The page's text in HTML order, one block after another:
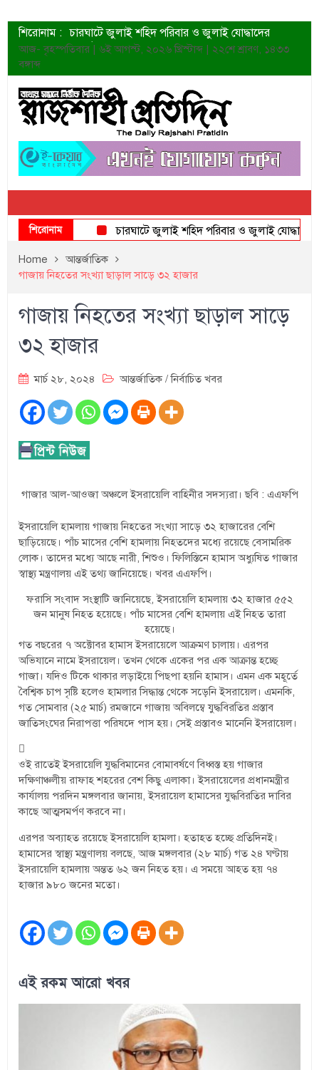
শিরোনাম : চারঘাটে জুলাই শহিদ পরিবার ও জুলাই যোদ্ধাদের
সংবর্ধনা
ত্বক ভালো রাখতে যে ৫ কাজ করবেন
জুলাই স্মৃতি জাদুঘরের দুয়ার খুলেছে উদ্বোধন করলেন
প্রধানমন্ত্রী
শাহরুখের নতুন সিনেমার লুক
কোয়ার্টার ফাইনালে নেইমারের দুর্দান্ত অ্যাসিস্টে সান্তোস
ডেনিস লিয়ামিন রাশিয়ার ড্রোন বাহিনীর প্রধান হলেন
জুলাই শহিদদের আত্মত্যাগ জাতি চিরকাল শ্রদ্ধার সাথে
স্মরণ করবে: ভূমিমন্ত্রী
আজ- বৃহস্পতিবার | ৬ই আগস্ট, ২০২৬ খ্রিস্টাব্দ | ২২শে শ্রাবণ, ১৪৩৩
বঙ্গাব্দ
শিরোনাম চারঘাটে জুলাই শহিদ পরিবার ও জুলাই যোদ্ধাদের
Home
আন্তর্জাতিক
গাজায় নিহতের সংখ্যা ছাড়াল সাড়ে ৩২ হাজার
গাজায় নিহতের সংখ্যা ছাড়াল সাড়ে
৩২ হাজার
মার্চ ২৮, ২০২৪ আন্তর্জাতিক/নির্বাচিত খবর
গাজার আল-আওজা অঞ্চলে ইসরায়েলি বাহিনীর সদস্যরা। ছবি : এএফপি
ইসরায়েলি হামলায় গাজায় নিহতের সংখ্যা সাড়ে ৩২ হাজারের বেশি
ছাড়িয়েছে। পাঁচ মাসের বেশি হামলায় নিহতদের মধ্যে রয়েছে বেসামরিক
লোক। তাদের মধ্যে আছে নারী, শিশুও। ফিলিস্তিনে হামাস অধ্যুষিত গাজার
স্বাস্থ্য মন্ত্রণালয় এই তথ্য জানিয়েছে। খবর এএফপি।
ফরাসি সংবাদ সংস্থাটি জানিয়েছে, ইসরায়েলি হামলায় ৩২ হাজার ৫৫২
জন মানুষ নিহত হয়েছে। পাঁচ মাসের বেশি হামলায় এই নিহত তারা
হয়েছে।
গত বছরের ৭ অক্টোবর হামাস ইসরায়েলে আক্রমণ চালায়। এরপর
অভিযানে নামে ইসরায়েল। তখন থেকে একের পর এক আক্রান্ত হচ্ছে
গাজা। যদিও টিকে থাকার লড়াইয়ে পিছপা হয়নি হামাস। এমন এক মহূর্তে
বৈশ্বিক চাপ সৃষ্টি হলেও হামলার সিদ্ধান্ত থেকে সড়েনি ইসরায়েল। এমনকি,
গত সোমবার (২৫ মার্চ) রমজানে গাজায় অবিলম্বে যুদ্ধবিরতির প্রস্তাব
জাতিসংঘের নিরাপত্তা পরিষদে পাস হয়। সেই প্রস্তাবও মানেনি ইসরায়েল।
ওই রাতেই ইসরায়েলি যুদ্ধবিমানের বোমাবর্ষণে বিধ্বস্ত হয় গাজার
দক্ষিণাঞ্চলীয় রাফাহ শহরের বেশ কিছু এলাকা। ইসরায়েলের প্রধানমন্ত্রীর
কার্যালয় পরদিন মঙ্গলবার জানায়, ইসরায়েল হামাসের যুদ্ধবিরতির দাবির
কাছে আত্মসমর্পণ করবে না।
এরপর অব্যাহত রয়েছে ইসরায়েলি হামলা। হতাহত হচ্ছে প্রতিদিনই।
হামাসের স্বাস্থ্য মন্ত্রণালয় বলছে, আজ মঙ্গলবার (২৮ মার্চ) গত ২৪ ঘণ্টায়
ইসরায়েলি হামলায় অন্তত ৬২ জন নিহত হয়। এ সময়ে আহত হয় ৭৪
হাজার ৯৮০ জনের মতো।
এই রকম আরো খবর